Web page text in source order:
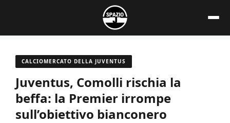
contenuto
CALCIOMERCATO DELLA JUVENTUS
Juventus, Comolli rischia la
beffa: la Premier irrompe
sull’obiettivo bianconero